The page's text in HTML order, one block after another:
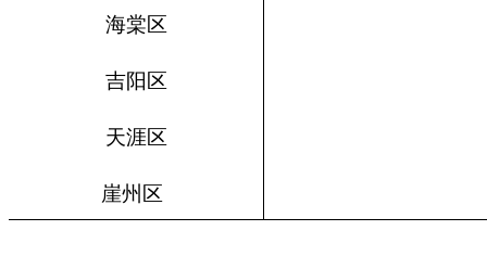
海棠区
吉阳区
天涯区
崖州区